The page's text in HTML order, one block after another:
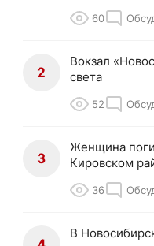
60
2
Вокзал
света
52
3
Женщина
Кировском
36
В